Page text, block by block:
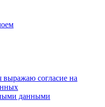
выражаю согласие на
данными